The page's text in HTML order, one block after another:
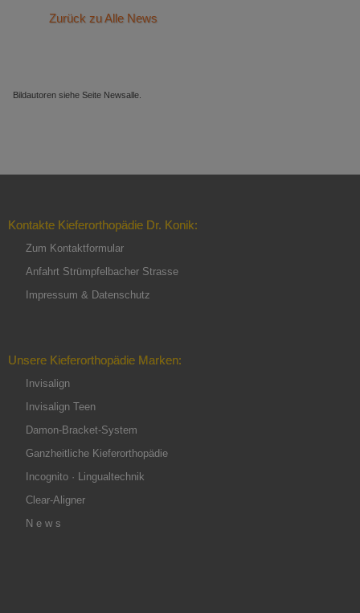
Zurück zu Alle News
Bildautoren siehe Seite Newsalle.
Kontakte Kieferorthopädie Dr. Konik:
Zum Kontaktformular
Anfahrt Strümpfelbacher Strasse
Impressum & Datenschutz
Unsere Kieferorthopädie Marken:
Invisalign
Invisalign Teen
Damon-Bracket-System
Ganzheitliche Kieferorthopädie
Incognito · Lingualtechnik
Clear-Aligner
N e w s